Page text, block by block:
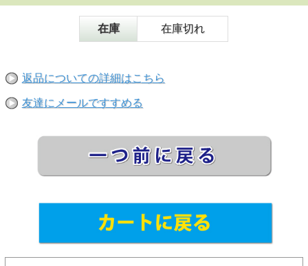
在庫 在庫切れ
返品についての詳細はこちら
友達にメールですすめる